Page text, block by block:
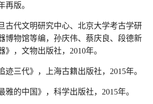
再版。
古代文明研究中心、北京大学考古学研
博物馆等编，孙庆伟、蔡庆良、段德新
》，文物出版社，2010年。
迹三代》，上海古籍出版社，2015年。
雅的中国》，科学出版社，2015年。